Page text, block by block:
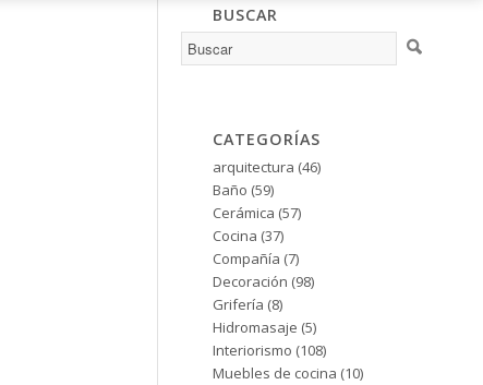
BUSCAR
CATEGORÍAS
arquitectura (46)
Baño (59)
Cerámica (57)
Cocina (37)
Compañía (7)
Decoración (98)
Grifería (8)
Hidromasaje (5)
Interiorismo (108)
Muebles de cocina (10)